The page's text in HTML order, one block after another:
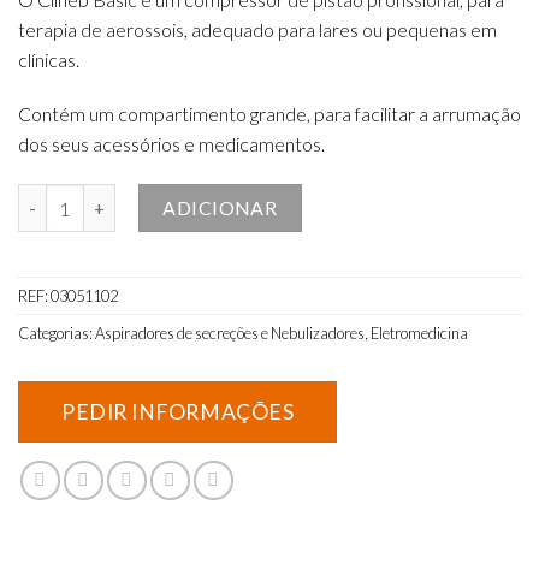
terapia de aerossois, adequado para lares ou pequenas em
clínicas.
Contém um compartimento grande, para facilitar a arrumação
dos seus acessórios e medicamentos.
ADICIONAR
REF:03051102
Categorias:Aspiradores de secreções e Nebulizadores Eletromedicina